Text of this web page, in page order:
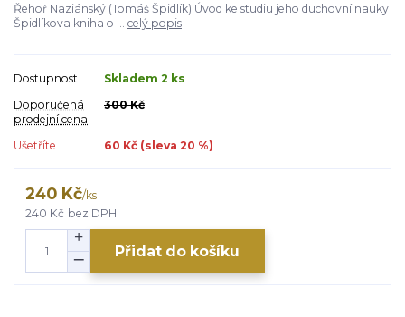
Řehoř Naziánský (Tomáš Špidlík) Úvod ke studiu jeho duchovní nauky
Špidlíkova kniha o ... celý popis
Dostupnost
Skladem 2 ks
Doporučená
prodejní cena
300 Kč
Ušetříte 60 Kč (sleva 20 %)
240 Kč/ks
240 Kč bez DPH
Přidat do košíku